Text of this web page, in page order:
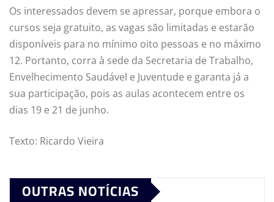
Os interessados devem se apressar, porque embora o
cursos seja gratuito, as vagas são limitadas e estarão
disponíveis para no mínimo oito pessoas e no máximo
12. Portanto, corra à sede da Secretaria de Trabalho,
Envelhecimento Saudável e Juventude e garanta já a
sua participação, pois as aulas acontecem entre os
dias 19 e 21 de junho.
Texto: Ricardo Vieira
OUTRAS NOTÍCIAS